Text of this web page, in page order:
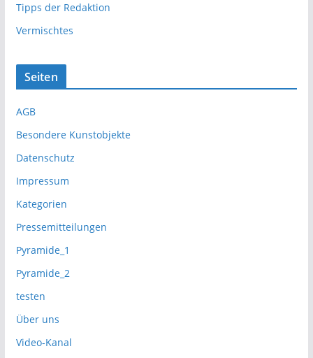
Tipps der Redaktion
Vermischtes
Seiten
AGB
Besondere Kunstobjekte
Datenschutz
Impressum
Kategorien
Pressemitteilungen
Pyramide_1
Pyramide_2
testen
Über uns
Video-Kanal